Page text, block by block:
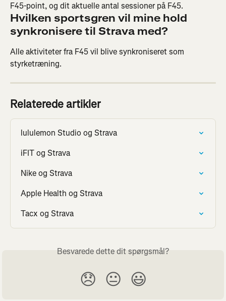
F45-point, og dit aktuelle antal sessioner på F45.
Hvilken sportsgren vil mine hold
synkronisere til Strava med?
Alle aktiviteter fra F45 vil blive synkroniseret som
styrketræning.
Relaterede artikler
lululemon Studio og Strava
iFIT og Strava
Nike og Strava
Apple Health og Strava
Tacx og Strava
Besvarede dette dit spørgsmål?
😞 😐 😃